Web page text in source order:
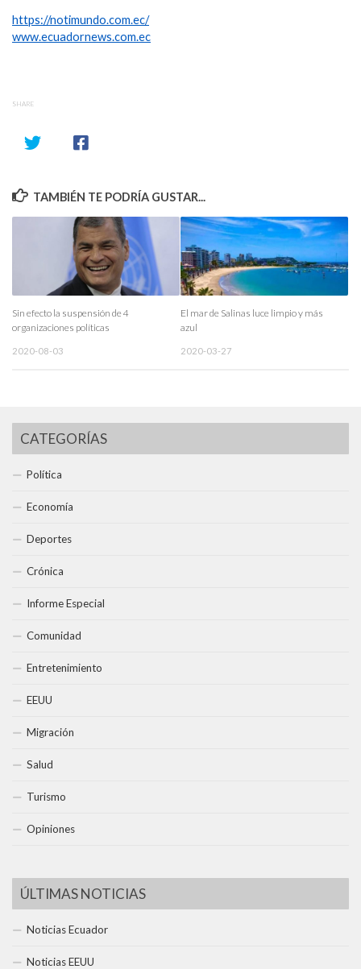
https://notimundo.com.ec/
www.ecuadornews.com.ec
SHARE
TAMBIÉN TE PODRÍA GUSTAR...
Sin efecto la suspensión de 4
organizaciones políticas
2020-08-03
El mar de Salinas luce limpio y más
azul
2020-03-27
CATEGORÍAS
Política
Economía
Deportes
Crónica
Informe Especial
Comunidad
Entretenimiento
EEUU
Migración
Salud
Turismo
Opiniones
ÚLTIMAS NOTICIAS
Noticias Ecuador
Noticias EEUU